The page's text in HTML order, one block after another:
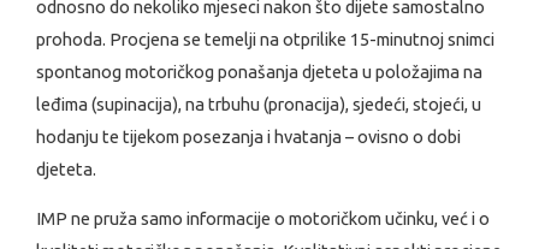
odnosno do nekoliko mjeseci nakon što dijete samostalno
prohoda. Procjena se temelji na otprilike 15-minutnoj snimci
spontanog motoričkog ponašanja djeteta u položajima na
leđima (supinacija), na trbuhu (pronacija), sjedeći, stojeći, u
hodanju te tijekom posezanja i hvatanja – ovisno o dobi
djeteta.
IMP ne pruža samo informacije o motoričkom učinku, već i o